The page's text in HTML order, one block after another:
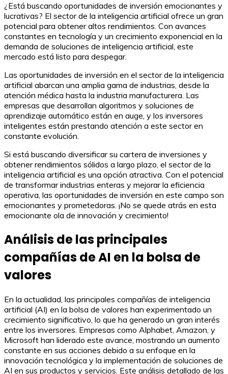
¿Está buscando oportunidades de inversión emocionantes y
lucrativas? El sector de la inteligencia artificial ofrece un gran
potencial para obtener altos rendimientos. Con avances
constantes en tecnología y un crecimiento exponencial en la
demanda de soluciones de inteligencia artificial, este
mercado está listo para despegar.
Las oportunidades de inversión en el sector de la inteligencia
artificial abarcan una amplia gama de industrias, desde la
atención médica hasta la industria manufacturera. Las
empresas que desarrollan algoritmos y soluciones de
aprendizaje automático están en auge, y los inversores
inteligentes están prestando atención a este sector en
constante evolución.
Si está buscando diversificar su cartera de inversiones y
obtener rendimientos sólidos a largo plazo, el sector de la
inteligencia artificial es una opción atractiva. Con el potencial
de transformar industrias enteras y mejorar la eficiencia
operativa, las oportunidades de inversión en este campo son
emocionantes y prometedoras. ¡No se quede atrás en esta
emocionante ola de innovación y crecimiento!
Análisis de las principales
compañías de AI en la bolsa de
valores
En la actualidad, las principales compañías de inteligencia
artificial (AI) en la bolsa de valores han experimentado un
crecimiento significativo, lo que ha generado un gran interés
entre los inversores. Empresas como Alphabet, Amazon, y
Microsoft han liderado este avance, mostrando un aumento
constante en sus acciones debido a su enfoque en la
innovación tecnológica y la implementación de soluciones de
AI en sus productos y servicios. Este análisis detallado de las